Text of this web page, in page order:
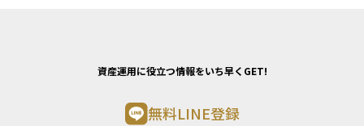
資産運用に役立つ情報をいち早くGET!
無料LINE登録